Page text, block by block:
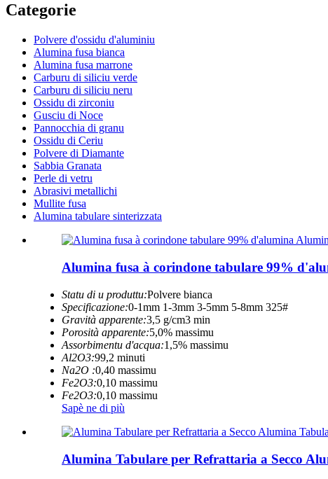
Categorie
Polvere d'ossidu d'aluminiu
Alumina fusa bianca
Alumina fusa marrone
Carburu di siliciu verde
Carburu di siliciu neru
Ossidu di zirconiu
Gusciu di Noce
Pannocchia di granu
Ossidu di Ceriu
Polvere di Diamante
Sabbia Granata
Perle di vetru
Abrasivi metallichi
Mullite fusa
Alumina tabulare sinterizzata
Alumina fusa à corindone tabulare 99%
Statu di u produttu:Polvere bianca
Specificazione:0-1mm 1-3mm 3-5mm 5-8mm 325#
Gravità apparente:3,5 g/cm3 min
Porosità apparente:5,0% massimu
Assorbimentu d'acqua:1,5% massimu
Al2O3:99,2 minuti
Na2O :0,40 massimu
Fe2O3:0,10 massimu
Fe2O3:0,10 massimu
Sapè ne di più
Alumina Tabulare per Refrattaria a Secco